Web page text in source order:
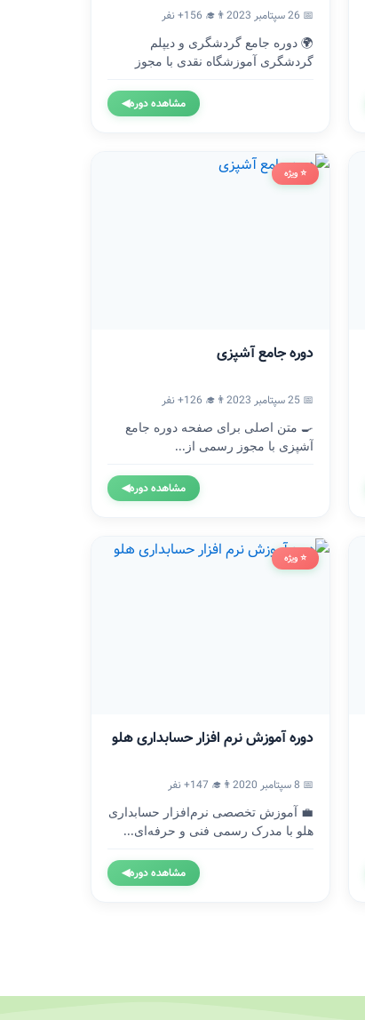
📅 26 سپتامبر 2023
👨‍🎓 156+ نفر
🌍 دوره جامع گردشگری و دیپلم
گردشگری آموزشگاه نقدی با مجوز
مشاهده دوره◀
⭐ ویژه
دوره جامع آشپزی
📅 25 سپتامبر 2023
👨‍🎓 126+ نفر
🍳 متن اصلی برای صفحه دوره جامع
آشپزی با مجوز رسمی از...
مشاهده دوره◀
⭐ ویژه
دوره آموزش نرم افزار حسابداری هلو
📅 8 سپتامبر 2020
👨‍🎓 147+ نفر
💼 آموزش تخصصی نرم‌افزار حسابداری
هلو با مدرک رسمی فنی و حرفه‌ای...
مشاهده دوره◀